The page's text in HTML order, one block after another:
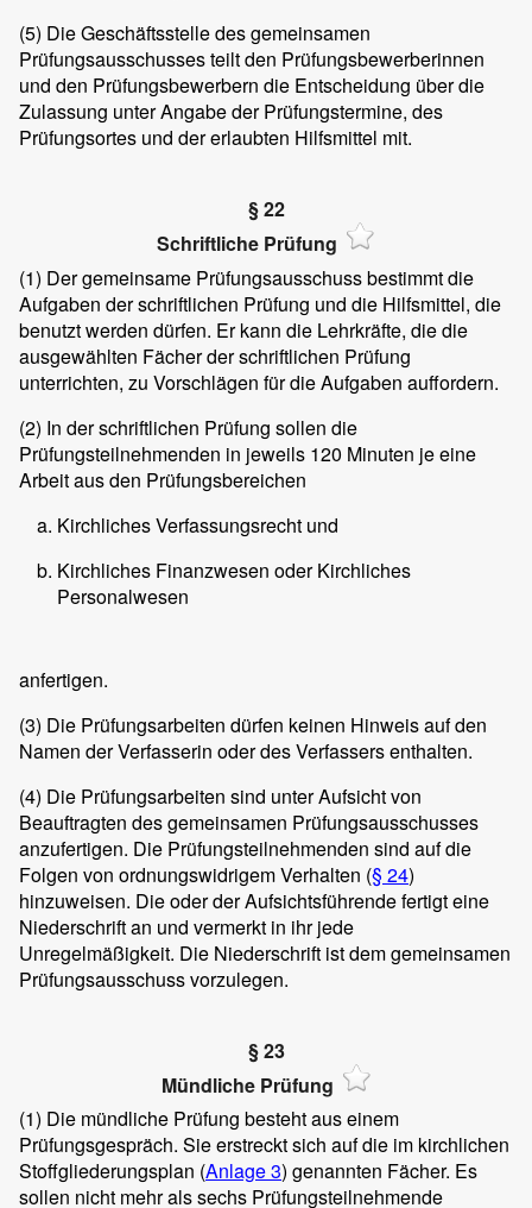
(5) Die Geschäftsstelle des gemeinsamen
Prüfungsausschusses teilt den Prüfungsbewerberinnen
und den Prüfungsbewerbern die Entscheidung über die
Zulassung unter Angabe der Prüfungstermine, des
Prüfungsortes und der erlaubten Hilfsmittel mit.
§ 22
Schriftliche Prüfung
(1) Der gemeinsame Prüfungsausschuss bestimmt die
Aufgaben der schriftlichen Prüfung und die Hilfsmittel, die
benutzt werden dürfen. Er kann die Lehrkräfte, die die
ausgewählten Fächer der schriftlichen Prüfung
unterrichten, zu Vorschlägen für die Aufgaben auffordern.
(2) In der schriftlichen Prüfung sollen die
Prüfungsteilnehmenden in jeweils 120 Minuten je eine
Arbeit aus den Prüfungsbereichen
Kirchliches Verfassungsrecht und
Kirchliches Finanzwesen oder Kirchliches
Personalwesen
anfertigen.
(3) Die Prüfungsarbeiten dürfen keinen Hinweis auf den
Namen der Verfasserin oder des Verfassers enthalten.
(4) Die Prüfungsarbeiten sind unter Aufsicht von
Beauftragten des gemeinsamen Prüfungsausschusses
anzufertigen. Die Prüfungsteilnehmenden sind auf die
Folgen von ordnungswidrigem Verhalten (§ 24)
hinzuweisen. Die oder der Aufsichtsführende fertigt eine
Niederschrift an und vermerkt in ihr jede
Unregelmäßigkeit. Die Niederschrift ist dem gemeinsamen
Prüfungsausschuss vorzulegen.
§ 23
Mündliche Prüfung
(1) Die mündliche Prüfung besteht aus einem
Prüfungsgespräch. Sie erstreckt sich auf die im kirchlichen
Stoffgliederungsplan (Anlage 3) genannten Fächer. Es
sollen nicht mehr als sechs Prüfungsteilnehmende